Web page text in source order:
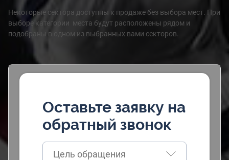
Некоторые сектора доступны к продаже без выбора мест. При
выборе категории места будут расположены рядом и
подобраны в одном из выбранных вами секторов.
Оставьте заявку на
обратный звонок
Цель обращения